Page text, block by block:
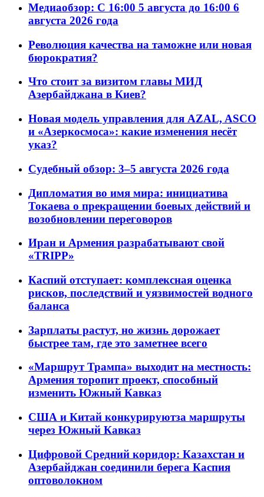
Медиаобзор: С 16:00 5 августа до 16:00 6
августа 2026 года
Революция качества на таможне или новая
бюрократия?
Что стоит за визитом главы МИД
Азербайджана в Киев?
Новая модель управления для AZAL, ASCO
и «Азеркосмоса»: какие изменения несёт
указ?
Судебный обзор: 3–5 августа 2026 года
Дипломатия во имя мира: инициатива
Токаева о прекращении боевых действий и
возобновлении переговоров
Иран и Армения разрабатывают свой
«TRIPP»
Каспий отступает: комплексная оценка
рисков, последствий и уязвимостей водного
баланса
Зарплаты растут, но жизнь дорожает
быстрее там, где это заметнее всего
«Маршрут Трампа» выходит на местность:
Армения торопит проект, способный
изменить Южный Кавказ
США и Китай конкурируютза маршруты
через Южный Кавказ
Цифровой Средний коридор: Казахстан и
Азербайджан соединили берега Каспия
оптоволокном